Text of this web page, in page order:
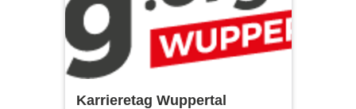
Karrieretag Wuppertal